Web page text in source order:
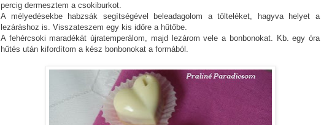
percig dermesztem a csokiburkot.
A mélyedésekbe habzsák segítségével beleadagolom a tölteléket, hagyva helyet a
lezáráshoz is. Visszateszem egy kis időre a hűtőbe.
A fehércsoki maradékát újratemperálom, majd lezárom vele a bonbonokat. Kb. egy óra
hűtés után kifordítom a kész bonbonokat a formából.